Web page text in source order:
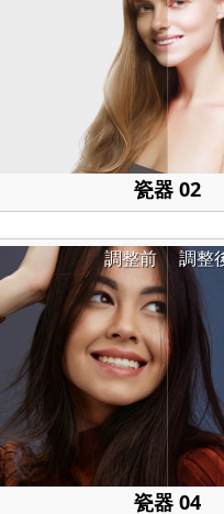
瓷器 02
調整
調整前
瓷器 04